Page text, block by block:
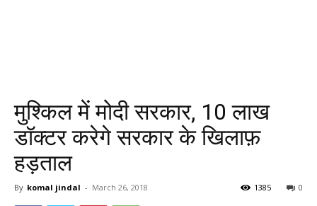
मुश्किल में मोदी सरकार, 10 लाख
डॉक्टर करेगे सरकार के खिलाफ़
हड़ताल
By komal jindal - March 26, 2018 0
1385